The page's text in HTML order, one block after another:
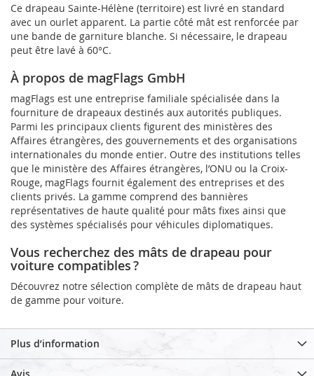
Ce drapeau Sainte-Hélène (territoire) est livré en standard
avec un ourlet apparent. La partie côté mât est renforcée par
une bande de garniture blanche. Si nécessaire, le drapeau
peut être lavé à 60°C.
À propos de magFlags GmbH
magFlags est une entreprise familiale spécialisée dans la
fourniture de drapeaux destinés aux autorités publiques.
Parmi les principaux clients figurent des ministères des
Affaires étrangères, des gouvernements et des organisations
internationales du monde entier. Outre des institutions telles
que le ministère des Affaires étrangères, l’ONU ou la Croix-
Rouge, magFlags fournit également des entreprises et des
clients privés. La gamme comprend des bannières
représentatives de haute qualité pour mâts fixes ainsi que
des systèmes spécialisés pour véhicules diplomatiques.
Vous recherchez des mâts de drapeau pour
voiture compatibles ?
Découvrez notre sélection complète de mâts de drapeau haut
de gamme pour voiture.
Plus d’information
Avis